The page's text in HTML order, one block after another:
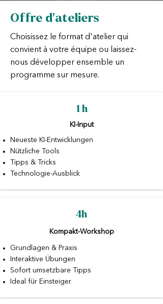
Offre d'ateliers
Choisissez le format d'atelier qui
convient à votre équipe ou laissez-
nous développer ensemble un
programme sur mesure.
1 h
KI-Input
Neueste KI-Entwicklungen
Nützliche Tools
Tipps & Tricks
Technologie-Ausblick
4h
Kompakt-Workshop​
Grundlagen & Praxis
Interaktive Übungen
Sofort umsetzbare Tipps
Ideal für Einsteiger